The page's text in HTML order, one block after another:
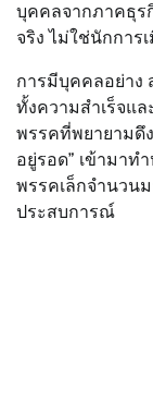
บุคคลจากภาคธุร
จริง ไม่ใช่นักการ
การมีบุคคลอย่าง
ทั้งความสำเร็จแ
พรรคที่พยายามดึ
อยู่รอด” เข้ามาท
พรรคเล็กจำนวน
ประสบการณ์